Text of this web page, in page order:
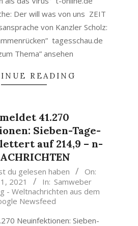
Der will was von uns ZEIT
von Kanzler Scholz:
tagesschau.de
Thema” ansehen
READING
41.270
Sieben-Tage-
auf 214,9 – n-
du gelesen haben
On:
2021
In: Samweber
- Weltnachrichten aus dem
Newsfeed
Neuinfektionen: Sieben-